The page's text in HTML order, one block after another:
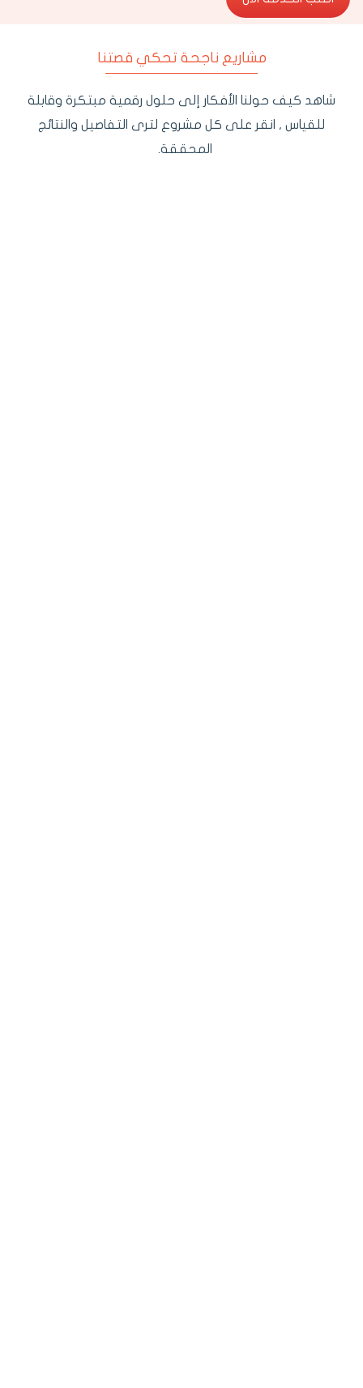
مشاريع ناجحة تحكي قصتنا
شاهد كيف حولنا الأفكار إلى حلول رقمية مبتكرة وقابلة
للقياس , انقر على كل مشروع لترى التفاصيل والنتائج
المحققة.